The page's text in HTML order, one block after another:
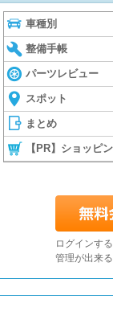
車種別
整備手帳
パーツレビュー
スポット
まとめ
【PR】ショッピ
ログインす
管理が出来